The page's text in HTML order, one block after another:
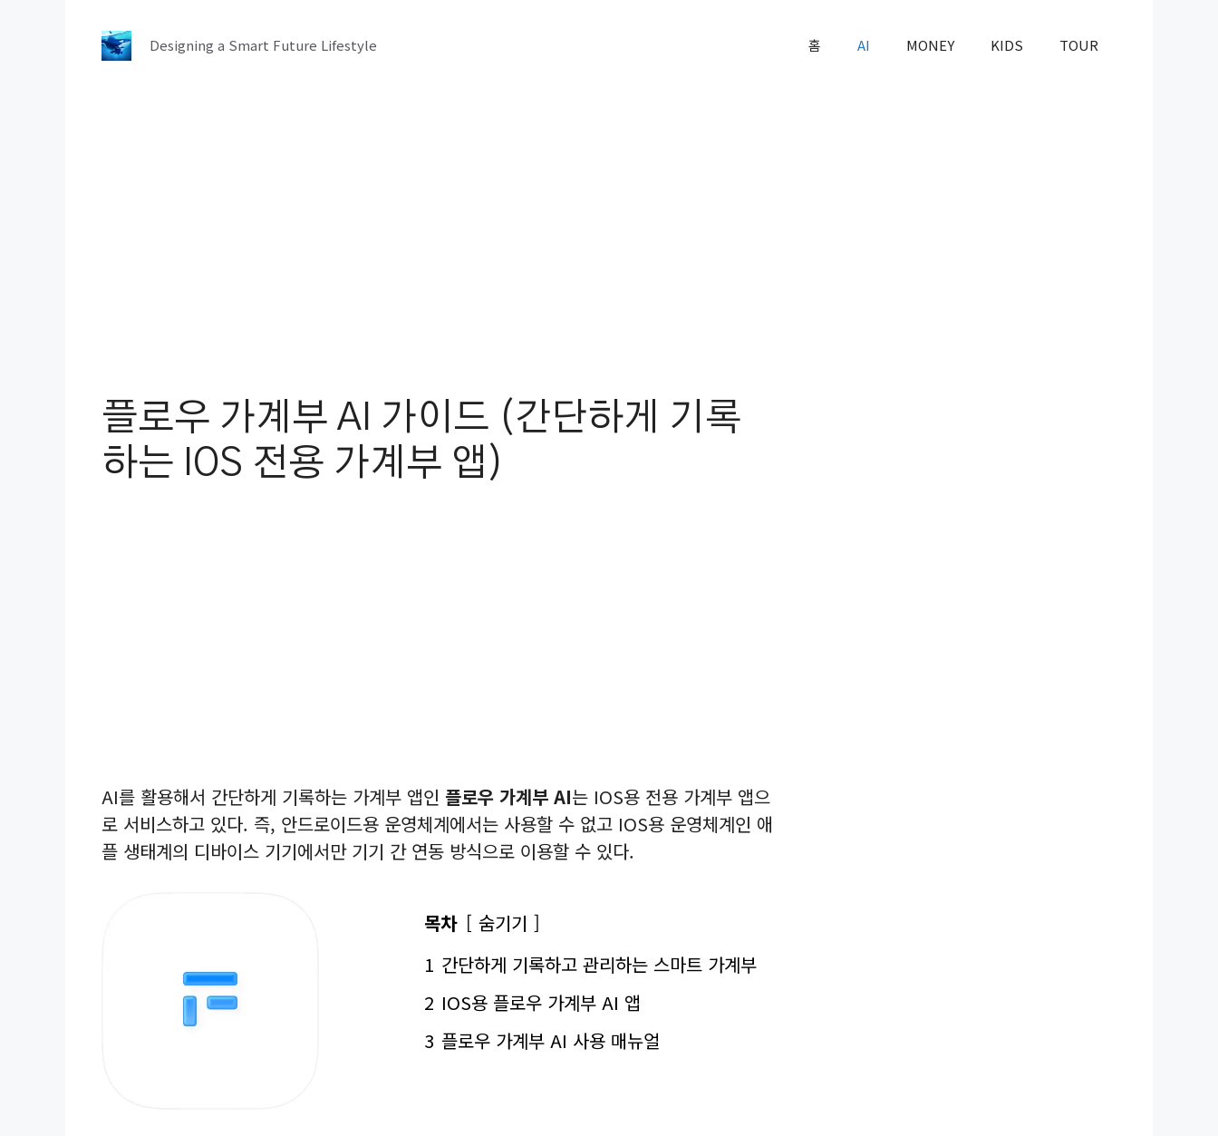
Designing a Smart Future Lifestyle 홈 AI MONEY KIDS TOUR
플로우 가계부 AI 가이드 (간단하게 기록
하는 IOS 전용 가계부 앱)
AI를 활용해서 간단하게 기록하는 가계부 앱인 플로우 가계부 AI는 IOS용 전용 가계부 앱으
로 서비스하고 있다. 즉, 안드로이드용 운영체계에서는 사용할 수 없고 IOS용 운영체계인 애
플 생태계의 디바이스 기기에서만 기기 간 연동 방식으로 이용할 수 있다.
목차
숨기기
1 간단하게 기록하고 관리하는 스마트 가계부
2 IOS용 플로우 가계부 AI 앱
3 플로우 가계부 AI 사용 매뉴얼